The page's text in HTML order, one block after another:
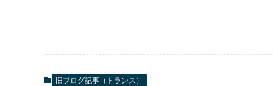
旧ブログ記事（トランス）